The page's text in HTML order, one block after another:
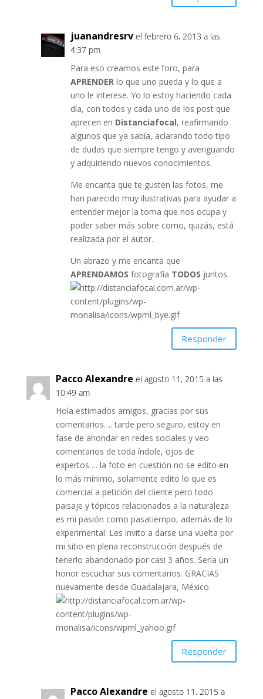
juanandresrv el febrero 6, 2013 a las
4:37 pm
Para eso creamos este foro, para
APRENDERlo que uno pueda y lo que a
uno le interese. Yo lo estoy haciendo cada
día, con todos y cada uno de los post que
aprecen en Distanciafocal, reafirmando
algunos que ya sabía, aclarando todo tipo
de dudas que siempre tengo y averiguando
y adquiriendo nuevos conocimientos.
Me encanta que te gusten las fotos, me
han parecido muy ilustrativas para ayudar a
entender mejor la toma que nos ocupa y
poder saber más sobre como, quizás, está
realizada por el autor.
Un abrazo y me encanta que
APRENDAMOS fotografía TODOS juntos.
Responder
Pacco Alexandre el agosto 11, 2015 a las
10:49 am
Hola estimados amigos, gracias por sus
comentarios…. tarde pero seguro, estoy en
fase de ahondar en redes sociales y veo
comentarios de toda índole, ojos de
expertos…. la foto en cuestión no se edito en
lo más mínimo, solamente edito lo que es
comercial a petición del cliente pero todo
paisaje y tópicos relacionados a la naturaleza
es mi pasión como pasatiempo, además de lo
experimental. Les invito a darse una vuelta por
mi sitio en plena reconstrucción después de
tenerlo abandonado por casi 3 años. Sería un
honor escuchar sus comentarios. GRACIAS
nuevamente desde Guadalajara, México.
Responder
Pacco Alexandre el agosto 11, 2015 a